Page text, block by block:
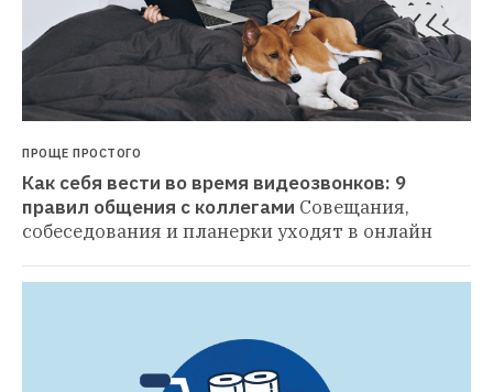
ПРОЩЕ ПРОСТОГО
Как себя вести во время видеозвонков: 9
правил общения с коллегами Совещания,
собеседования и планерки уходят в онлайн